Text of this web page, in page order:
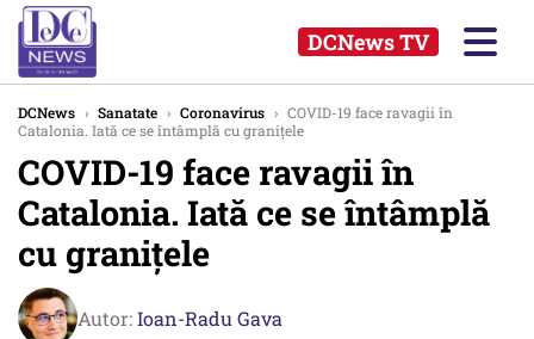
DCNews TV
DCNews › Sanatate › Coronavirus › COVID-19 face ravagii în
Catalonia. Iată ce se întâmplă cu granițele
COVID-19 face ravagii în
Catalonia. Iată ce se întâmplă
cu granițele
Autor:Ioan-Radu Gava